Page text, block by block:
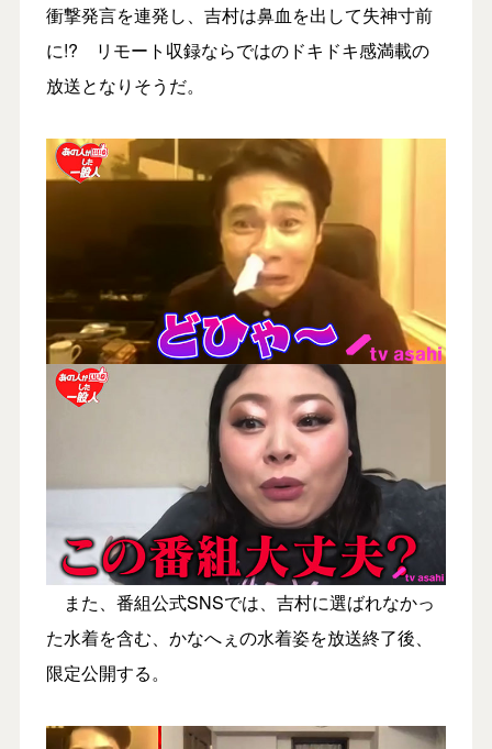
衝撃発言を連発し、吉村は鼻血を出して失神寸前
に!? リモート収録ならではのドキドキ感満載の
放送となりそうだ。
また、番組公式SNSでは、吉村に選ばれなかっ
た水着を含む、かなへぇの水着姿を放送終了後、
限定公開する。